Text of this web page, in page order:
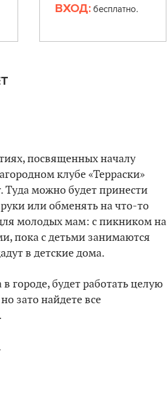
ВХОД:бесплатно.
посвященных началу
клубе «Терраски»
Туда можно будет принести
или обменять на что-то
молодых мам: с пикником на
пока с детьми занимаются
в детские дома.
городе, будет работать целую
зато найдете все